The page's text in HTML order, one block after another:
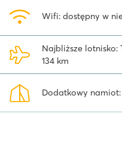
Wifi: dostępny w
Najbliższe lotnisko:
134 km
Dodatkowy